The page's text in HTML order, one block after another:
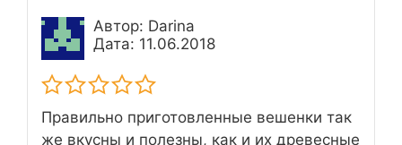
Автор: Darina
Дата: 11.06.2018
Правильно приготовленные вешенки так
же вкусны и полезны, как и их древесные